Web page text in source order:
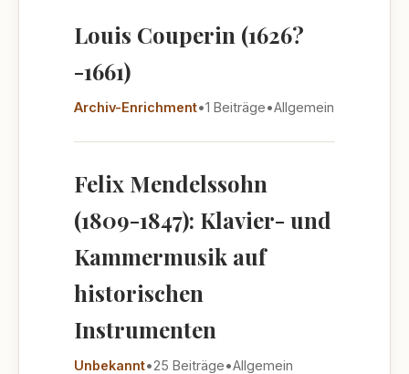
Louis Couperin (1626?
-1661)
Archiv-Enrichment•1 Beiträge•Allgemein
Felix Mendelssohn
(1809-1847): Klavier- und
Kammermusik auf
historischen
Instrumenten
Unbekannt•25 Beiträge•Allgemein